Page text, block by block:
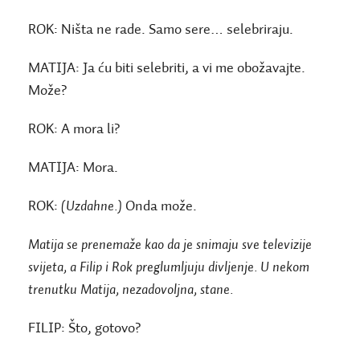
ROK: Ništa ne rade. Samo sere… selebriraju.
MATIJA: Ja ću biti selebriti, a vi me obožavajte.
Može?
ROK: A mora li?
MATIJA: Mora.
ROK: (Uzdahne.) Onda može.
Matija se prenemaže kao da je snimaju sve televizije
svijeta, a Filip i Rok preglumljuju divljenje. U nekom
trenutku Matija, nezadovoljna, stane.
FILIP: Što, gotovo?